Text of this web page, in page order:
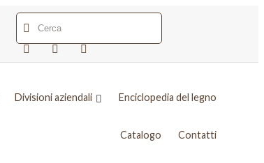
Divisioni aziendali Enciclopedia del legno
Catalogo Contatti